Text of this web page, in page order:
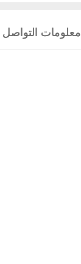
معلومات التواصل